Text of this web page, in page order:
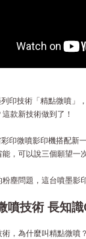
印技術「精點微噴」
款新技術做到了！
印微噴影印機搭配新
，可以說三個願望一
塵問題，這台噴墨影
噴技術 長知
術，為什麼叫精點微噴？